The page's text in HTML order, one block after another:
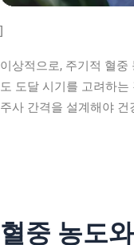
]
이상적으로, 주기적 혈
도 도달 시기를 고려하
주사 간격을 설계해야
혈중 농도